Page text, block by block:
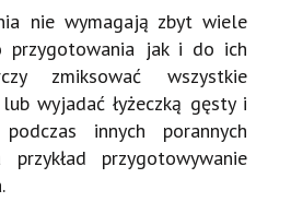
nie wymagają zbyt wiele
przygotowania jak i do ich
zmiksować wszystkie
wyjadać łyżeczką gęsty i
innych porannych
przygotowywanie